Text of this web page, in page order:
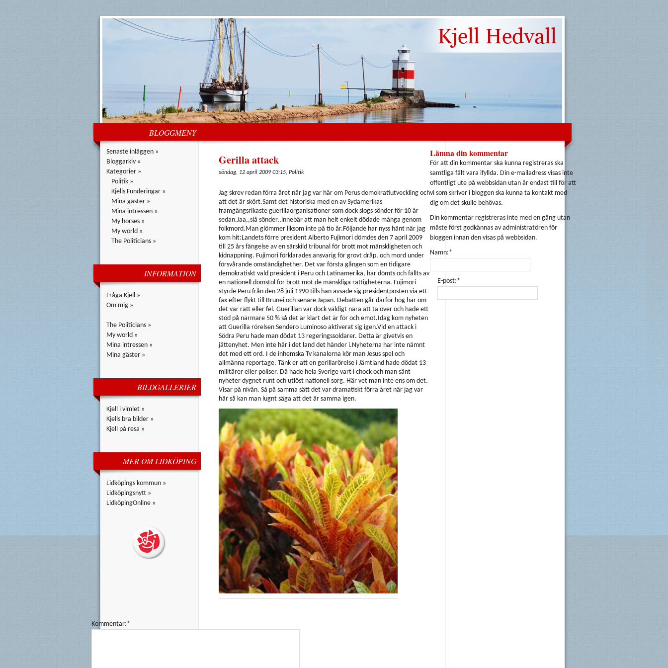
BLOGGMENY
Senaste inläggen »
Bloggarkiv »
Kategorier »
Politik »
Kjells Funderingar »
Mina gäster »
Mina intressen »
My horses »
My world »
The Politicians »
INFORMATION
Fråga Kjell »
Om mig »
The Politicians »
My world »
Mina intressen »
Mina gäster »
BILDGALLERIER
Kjell i vimlet »
Kjells bra bilder »
Kjell på resa »
MER OM LIDKÖPING
Lidköpings kommun »
Lidköpingsnytt »
LidköpingOnline »
Gerilla attack
söndag, 12 april 2009 03:15, Politik
Jag skrev redan förra året när jag var här om Perus demokratiutveckling och
att det är skört.Samt det historiska med en av Sydamerikas
framgångsrikaste guerillaorganisationer som dock slogs sönder för 10 år
sedan.Jaa,,slå sönder,,innebär att man helt enkelt dödade många genom
folkmord.Man glömmer liksom inte på tio år.Följande har nyss hänt när jag
kom hit:Landets förre president Alberto Fujimori dömdes den 7 april 2009
till 25 års fängelse av en särskild tribunal för brott mot mänskligheten och
kidnappning. Fujimori förklarades ansvarig för grovt dråp, och mord under
försvårande omständighether. Det var första gången som en tidigare
demokratiskt vald president i Peru och Latinamerika, har dömts och fällts av
en nationell domstol för brott mot de mänskliga rättigheterna. Fujimori
styrde Peru från den 28 juli 1990 tills han avsade sig presidentposten via ett
fax efter flykt till Brunei och senare Japan. Debatten går därför hög här om
det var rätt eller fel. Guerillan var dock väldigt nära att ta över och hade ett
stöd på närmare 50 % så det är klart det är för och emot.Idag kom nyheten
att Guerilla rörelsen Sendero Luminoso aktiverat sig igen.Vid en attack i
Södra Peru hade man dödat 13 regeringssoldarer. Detta är givetvis en
jättenyhet. Men inte här i det land det händer i.Nyheterna har inte nämnt
det med ett ord. I de inhemska Tv kanalerna kör man Jesus spel och
allmänna reportage. Tänk er att en gerillarörelse i Jämtland hade dödat 13
militärer eller poliser. Då hade hela Sverige vart i chock och man sänt
nyheter dygnet runt och utlöst nationell sorg. Här vet man inte ens om det.
Visar på nivån. Så på samma sätt det var dramatiskt förra året när jag var
här så kan man lugnt säga att det är samma igen.
Lämna din kommentar
För att din kommentar ska kunna registreras ska
samtliga fält vara ifyllda. Din e-mailadress visas inte
offentligt ute på webbsidan utan är endast till för att
vi som skriver i bloggen ska kunna ta kontakt med
dig om det skulle behövas.
Din kommentar registreras inte med en gång utan
måste först godkännas av administratören för
bloggen innan den visas på webbsidan.
Namn:*
E-post:*
Kommentar:*